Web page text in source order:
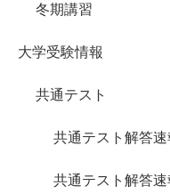
冬期講習
大学受験情報
共通テスト
共通テスト解答
共通テスト解答